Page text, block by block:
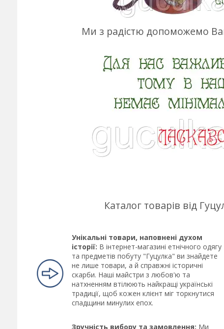
Ми з радістю допоможемо
Каталог товарів від
Унікальні товари, наповнені духом
історії: В інтернет-магазині етнічного одягу
та предметів побуту "Гуцулка" ви знайдете
не лише товари, а й справжні історичні
скарби. Наші майстри з любов'ю та
натхненням втілюють найкращі українські
традиції, щоб кожен клієнт міг торкнутися
спадщини минулих епох.
Зручність вибору та замовлення: Ми